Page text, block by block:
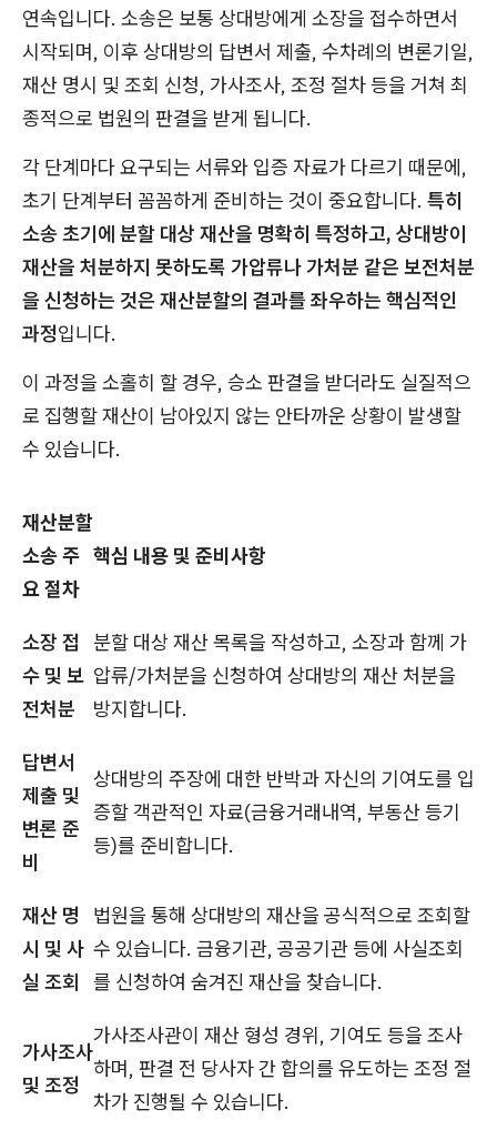
연속입니다. 소송은 보통 상대방에게 소장을 접수하면서
시작되며, 이후 상대방의 답변서 제출, 수차례의 변론기일,
재산 명시 및 조회 신청, 가사조사, 조정 절차 등을 거쳐 최
종적으로 법원의 판결을 받게 됩니다.
각 단계마다 요구되는 서류와 입증 자료가 다르기 때문에,
초기 단계부터 꼼꼼하게 준비하는 것이 중요합니다. 특히
소송 초기에 분할 대상 재산을 명확히 특정하고, 상대방이
재산을 처분하지 못하도록 가압류나 가처분 같은 보전처분
을 신청하는 것은 재산분할의 결과를 좌우하는 핵심적인
과정입니다.
이 과정을 소홀히 할 경우, 승소 판결을 받더라도 실질적으
로 집행할 재산이 남아있지 않는 안타까운 상황이 발생할
수 있습니다.
재산분할
소송 주
요 절차
핵심 내용 및 준비사항
소장 접
수 및 보
전처분
분할 대상 재산 목록을 작성하고, 소장과 함께 가
압류/가처분을 신청하여 상대방의 재산 처분을
방지합니다.
답변서
제출 및
변론 준
비
상대방의 주장에 대한 반박과 자신의 기여도를 입
증할 객관적인 자료(금융거래내역, 부동산 등기
등)를 준비합니다.
재산 명
시 및 사
실 조회
법원을 통해 상대방의 재산을 공식적으로 조회할
수 있습니다. 금융기관, 공공기관 등에 사실조회
를 신청하여 숨겨진 재산을 찾습니다.
가사조사
및 조정
가사조사관이 재산 형성 경위, 기여도 등을 조사
하며, 판결 전 당사자 간 합의를 유도하는 조정 절
차가 진행될 수 있습니다.